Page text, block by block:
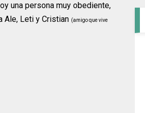
una persona muy obediente,
Ale, Leti y Cristian (amigo que vive